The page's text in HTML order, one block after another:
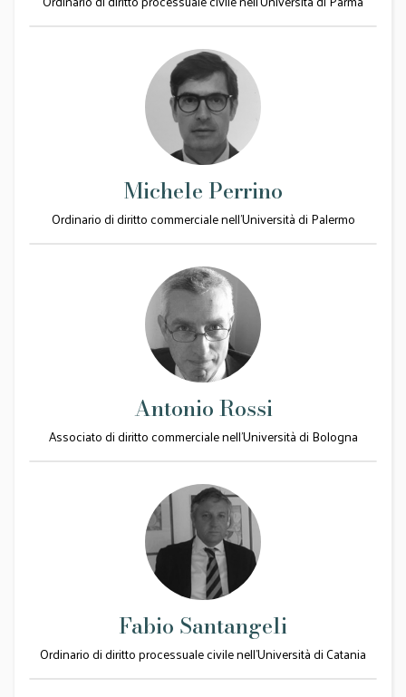
Michele Perrino
Ordinario di diritto commerciale nell'Università di Palermo
Antonio Rossi
Associato di diritto commerciale nell’Università di Bologna
Fabio Santangeli
Ordinario di diritto processuale civile nell'Università di Catania